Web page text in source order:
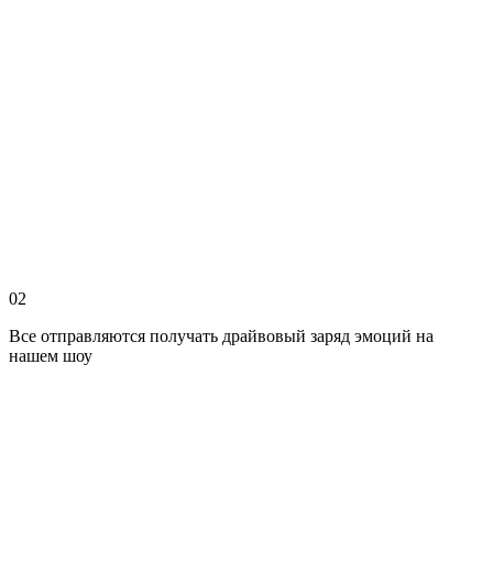
02
Все отправляются получать драйвовый заряд эмоций на
нашем шоу